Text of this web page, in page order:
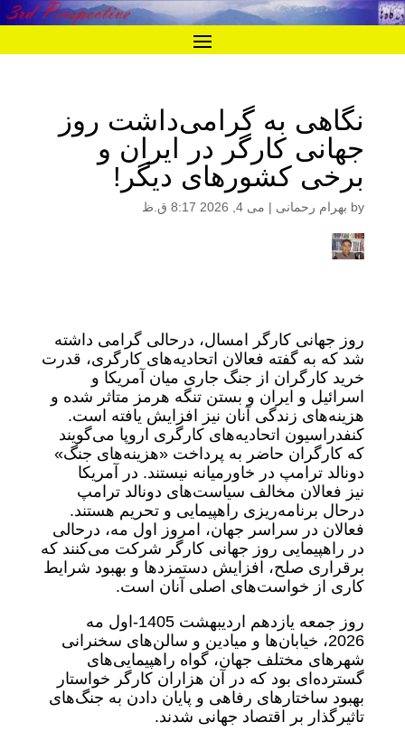
نگاهی به گرامی‌داشت روز
جهانی کارگر در ایران و
برخی کشورهای دیگر!
by بهرام رحمانی | می 4, 2026 8:17 ق.ظ
روز جهانی کارگر امسال، درحالی گرامی داشته
شد که به گفته فعالان اتحادیه‌های کارگری، قدرت
خرید کارگران از جنگ جاری میان آمریکا و
اسرائیل و ایران و بستن تنگه هرمز متاثر شده و
هزینه‌های زندگی آنان نیز افزایش یافته است.
کنفدراسیون اتحادیه‌های کارگری اروپا می‌‌گویند
که کارگران حاضر به پرداخت «هزینه‌های جنگ»
دونالد ترامپ در خاورمیانه نیستند. در آمریکا
نیز فعالان مخالف سیاست‌های دونالد ترامپ
درحال برنامه‌ریزی راهپیمایی و تحریم هستند.
فعالان در سراسر جهان، امروز اول مه، درحالی
در راهپیمایی روز جهانی کارگر شرکت می‌کنند که
برقراری صلح، افزایش دستمزدها و بهبود شرایط
کاری از خواست‌های اصلی آنان است.
روز جمعه یازدهم اردیبهشت 1405-اول مه
2026،‌ خیابان‌ها و میادین و سالن‌‌های سخنرانی
شهرهای مختلف جهان، گواه راهپیمایی‌های
گسترده‌ای بود که در آن هزاران کارگر خواستار
بهبود ساختارهای رفاهی و پایان دادن به جنگ‌های
تاثیرگذار بر اقتصاد جهانی شدند.